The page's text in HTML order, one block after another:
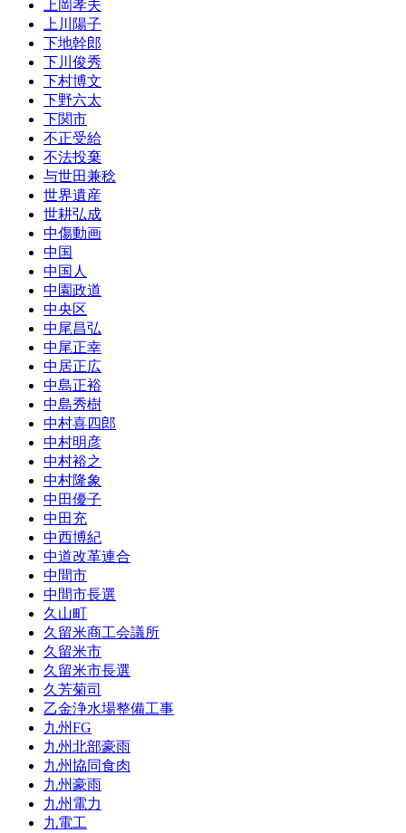
上岡孝夫
上川陽子
下地幹郎
下川俊秀
下村博文
下野六太
下関市
不正受給
不法投棄
与世田兼稔
世界遺産
世耕弘成
中傷動画
中国
中国人
中園政道
中央区
中尾昌弘
中尾正幸
中居正広
中島正裕
中島秀樹
中村喜四郎
中村明彦
中村裕之
中村隆象
中田優子
中田充
中西博紀
中道改革連合
中間市
中間市長選
久山町
久留米商工会議所
久留米市
久留米市長選
久芳菊司
乙金浄水場整備工事
九州FG
九州北部豪雨
九州協同食肉
九州豪雨
九州電力
九電工